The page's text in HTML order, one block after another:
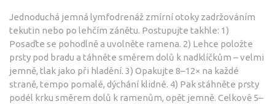
Jednoduchá jemná lymfodrenáž zmírní otoky zadržováním
tekutin nebo po lehčím zánětu. Postupujte takhle: 1)
Posaďte se pohodlně a uvolněte ramena. 2) Lehce položte
prsty pod bradu a táhněte směrem dolů k nadklíčkům – velmi
jemně, tlak jako při hladění. 3) Opakujte 8–12× na každé
straně, tempo pomalé, dýchání klidné. 4) Pak stáhněte prsty
podél krku směrem dolů k ramenům, opět jemně. Celkově 5–